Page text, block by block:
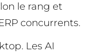
le rang et
concurrents.
Les AI